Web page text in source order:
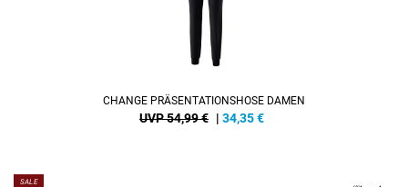
CHANGE PRÄSENTATIONSHOSE DAMEN
UVP 54,99 € | 34,35€
SALE